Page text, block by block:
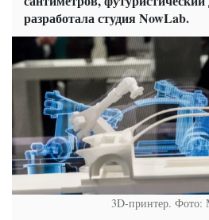
разработала студия NowLab.
3D-принтер. Фото: